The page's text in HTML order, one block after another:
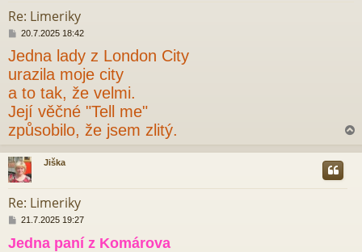
Re: Limeriky
P
í
p
ě
e
k
20.7.2025 18:42
Jedna lady z London City
urazila moje city
a to tak, že velmi.
Její věčné "Tell me"
způsobilo, že jsem zlitý.
h
Jiška
Re: Limeriky
P
í
21.7.2025 19:27
Jedna paní z Komárova